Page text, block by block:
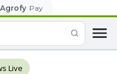
Agrofy Pay
Live